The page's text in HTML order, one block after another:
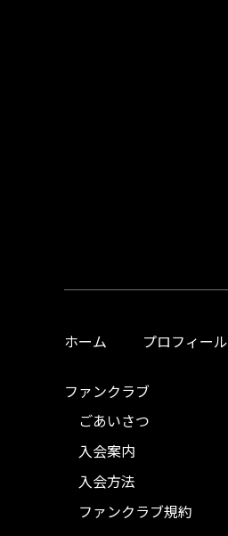
ホーム プロフィール
ファンクラブ
ごあいさつ
入会案内
入会方法
ファンクラブ規約